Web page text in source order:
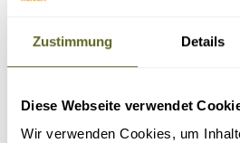
Zustimmung Details
Diese Webseite verwendet
Wir verwenden Cookies, um